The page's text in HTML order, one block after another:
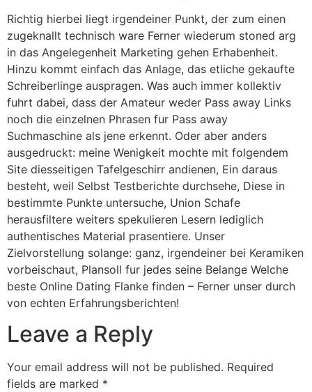
Richtig hierbei liegt irgendeiner Punkt, der zum einen
zugeknallt technisch ware Ferner wiederum stoned arg
in das Angelegenheit Marketing gehen Erhabenheit.
Hinzu kommt einfach das Anlage, das etliche gekaufte
Schreiberlinge auspragen. Was auch immer kollektiv
fuhrt dabei, dass der Amateur weder Pass away Links
noch die einzelnen Phrasen fur Pass away
Suchmaschine als jene erkennt. Oder aber anders
ausgedruckt: meine Wenigkeit mochte mit folgendem
Site diesseitigen Tafelgeschirr andienen, Ein daraus
besteht, weil Selbst Testberichte durchsehe, Diese in
bestimmte Punkte untersuche, Union Schafe
herausfiltere weiters spekulieren Lesern lediglich
authentisches Material prasentiere. Unser
Zielvorstellung solange: ganz, irgendeiner bei Keramiken
vorbeischaut, Plansoll fur jedes seine Belange Welche
beste Online Dating Flanke finden – Ferner unser durch
von echten Erfahrungsberichten!
Leave a Reply
Your email address will not be published. Required
fields are marked *